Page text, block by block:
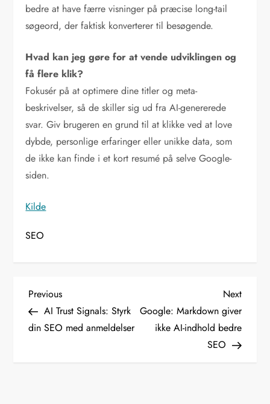
bedre at have færre visninger på præcise long-tail
søgeord, der faktisk konverterer til besøgende.
Hvad kan jeg gøre for at vende udviklingen og
få flere klik?
Fokusér på at optimere dine titler og meta-
beskrivelser, så de skiller sig ud fra AI-genererede
svar. Giv brugeren en grund til at klikke ved at love
dybde, personlige erfaringer eller unikke data, som
de ikke kan finde i et kort resumé på selve Google-
siden.
Kilde
SEO
I
n
Previous
Post
Previous
AI Trust Signals: Styrk
din SEO med anmeldelser
Next
Post
Next
Google: Markdown giver
ikke AI-indhold bedre
SEO